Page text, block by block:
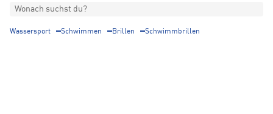
Wonach suchst du?
Wassersport Schwimmen Brillen Schwimmbrillen